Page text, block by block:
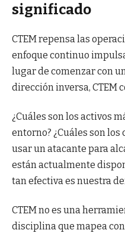
significado
CTEM repensa las
enfoque continuo
lugar de comenzar con
dirección inversa, CTEM
¿Cuáles son los activos
entorno? ¿Cuáles son
usar un atacante para
están actualmente
tan efectiva es nuestra
CTEM no es una
disciplina que mapea